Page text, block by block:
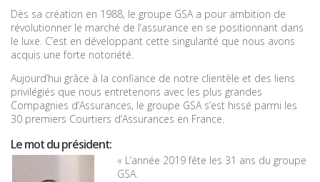
Dès sa création en 1988, le groupe GSA a pour ambition de
révolutionner le marché de l’assurance en se positionnant dans
le luxe. C’est en développant cette singularité que nous avons
acquis une forte notoriété.
Aujourd’hui grâce à la confiance de notre clientèle et des liens
privilégiés que nous entretenons avec les plus grandes
Compagnies d’Assurances, le groupe GSA s’est hissé parmi les
30 premiers Courtiers d’Assurances en France.
Le mot du président:
« L’année 2019 fête les 31 ans du groupe
GSA.